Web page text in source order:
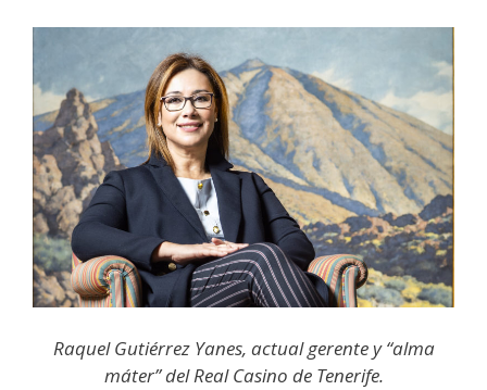
Raquel Gutiérrez Yanes, actual gerente y “alma
máter” del Real Casino de Tenerife.